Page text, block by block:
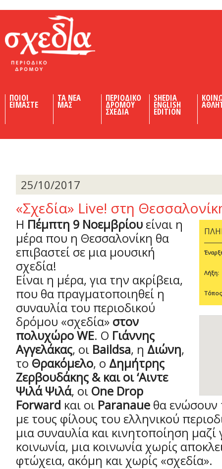
ΠΟΙΟΙ
ΕΙΜΑΣΤΕ
ΤΑ ΝΕΑ
ΜΑΣ
ΠΕΡΙΟΔΙΚΟ
ΔΡΟΜΟΥ
ΣΧΕΔΙΑ
SHEDIA
ENGLISH
EDITION
25/10/2017
«Σχεδία» Live! στη
Λήξη:
Η Πέμπτη 9 Νοεμβρίου είναι η
μέρα που η Θεσσαλονίκη θα
επιβαστεί σε μια μουσική
σχεδία!
Είναι η μέρα, για την ακρίβεια,
που θα πραγματοποιηθεί η
συναυλία του περιοδικού
δρόμου «σχεδία» στον
πολυχώρο WE. Ο Γιάννης
Αγγελάκας, οι Baildsa, η Διώνη,
το Θρακόμελο, ο Δημήτρης
Ζερβουδάκης & και οι ‘Αιντε
Ψιλά Ψιλά, οι One Drop
Forward και οι Paranaue θα ενώσουν
με τους φίλους του ελληνικού
μια συναυλία και κινητοποίηση μαζί
κοινωνία, μια κοινωνία χωρίς
φτώχεια, ακόμη και χωρίς «σχεδία».